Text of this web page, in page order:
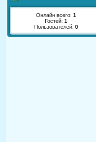
Онлайн всего: 1
Гостей: 1
Пользователей: 0